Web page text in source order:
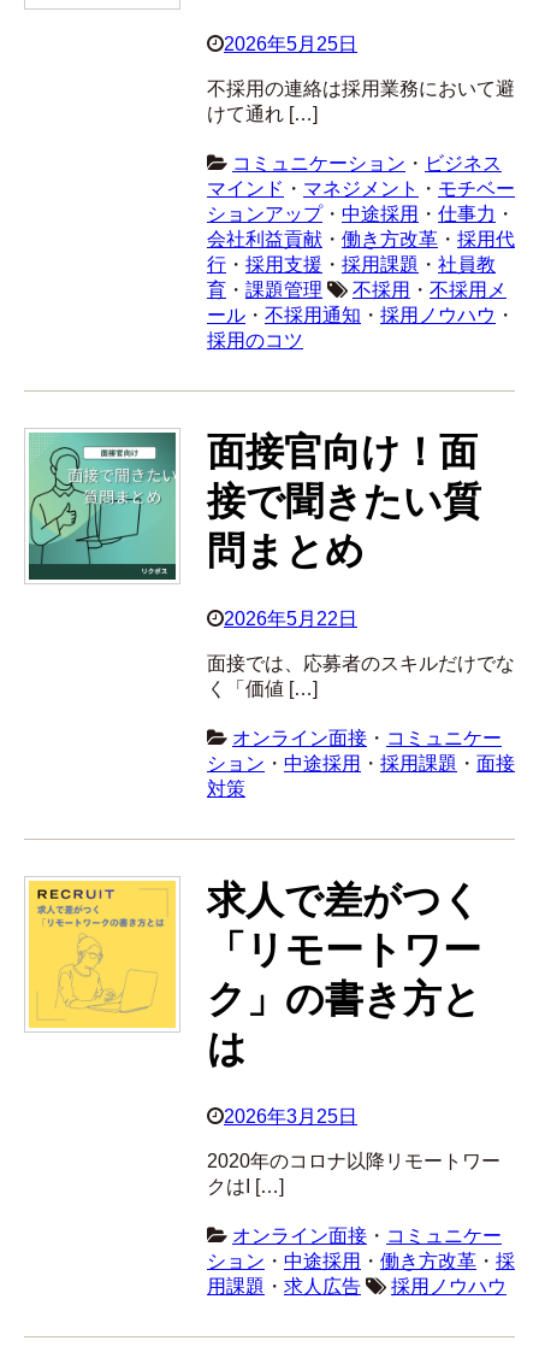
2026年5月25日
不採用の連絡は採用業務において避
けて通れ […]
コミュニケーション ・ ビジネス
マインド ・ マネジメント ・ モチベー
ションアップ・ 中途採用 ・ 仕事力 ・
会社利益貢献 ・ 働き方改革 ・ 採用代
行 ・ 採用支援 ・ 採用課題 ・ 社員教
育 ・ 課題管理 不採用 ・ 不採用メ
ール ・ 不採用通知 ・ 採用ノウハウ ・
採用のコツ
面接官向け！面
接で聞きたい質
問まとめ
2026年5月22日
面接では、応募者のスキルだけでな
く「価値 […]
オンライン面接 ・ コミュニケー
ション ・ 中途採用 ・ 採用課題 ・ 面接
対策
求人で差がつく
「リモートワー
ク」の書き方と
は
2026年3月25日
2020年のコロナ以降リモートワー
クはI […]
オンライン面接 ・ コミュニケー
ション ・ 中途採用 ・ 働き方改革 ・ 採
用課題 ・ 求人広告 採用ノウハウ